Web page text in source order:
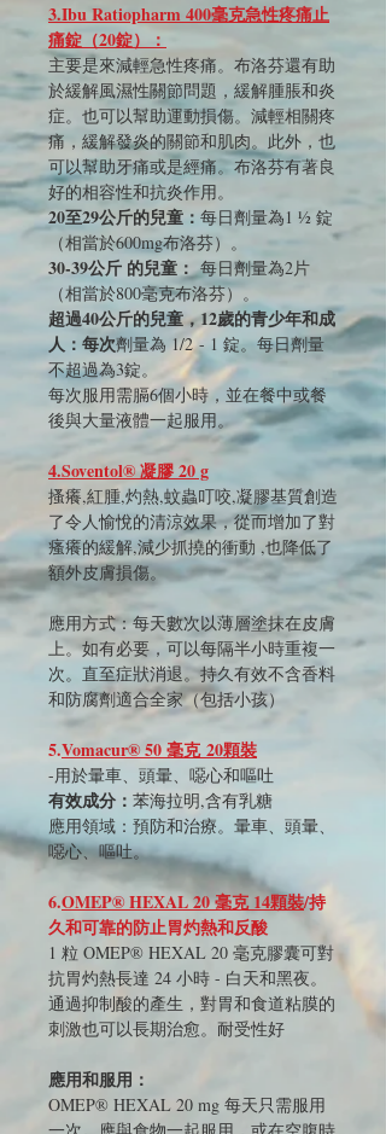
3.Ibu Ratiopharm 400毫克急性疼痛止
痛錠（20錠）：
主要是來減輕急性疼痛。布洛芬還有助
於緩解風濕性關節問題，緩解腫脹和炎
症。也可以幫助運動損傷。減輕相關疼
痛，緩解發炎的關節和肌肉。此外，也
可以幫助牙痛或是經痛。布洛芬有著良
好的相容性和抗炎作用。
20至29公斤的兒童： 每日劑量為1 ½ 錠
（相當於600mg布洛芬）。
30-39公斤 的兒童：每日劑量為2片
（相當於800毫克布洛芬）。
超過40公斤的兒童，12歲的青少年和成
人：每次劑量為 1/2 - 1 錠。每日劑量
不超過為3錠。
每次服用需膈6個小時，並在餐中或餐
後與大量液體一起服用。
4.Soventol® 凝膠 20 g
搔癢,紅腫,灼熱,蚊蟲叮咬,凝膠基質創造
了令人愉悅的清涼效果，從而增加了對
瘙癢的緩解,減少抓撓的衝動 ,也降低了
額外皮膚損傷。
應用方式：每天數次以薄層塗抹在皮膚
上。如有必要，可以每隔半小時重複一
次。直至症狀消退。持久有效不含香料
和防腐劑適合全家（包括小孩）
5.Vomacur® 50 毫克 20顆裝
-用於暈車、頭暈、噁心和嘔吐
有效成分： 苯海拉明,含有乳糖
應用領域：預防和治療。暈車、頭暈、
噁心、嘔吐。
6.OMEP® HEXAL 20 毫克 14顆裝/持
久和可靠的防止胃灼熱和反酸
1 粒 OMEP® HEXAL 20 毫克膠囊可對
抗胃灼熱長達 24 小時 - 白天和黑夜。
通過抑制酸的產生，對胃和食道粘膜的
刺激​​也可以長期治愈。 耐受性好
應用和服用：
OMEP® HEXAL 20 mg 每天只需服用